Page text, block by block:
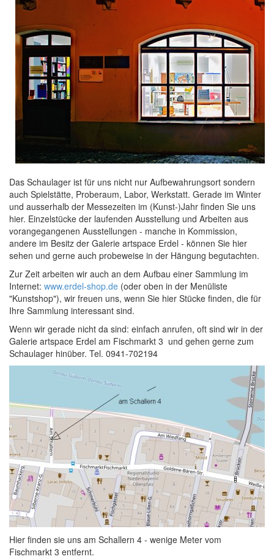
Das Schaulager ist für uns nicht nur Aufbewahrungsort sondern
auch Spielstätte, Proberaum, Labor, Werkstatt. Gerade im Winter
und ausserhalb der Messezeiten im (Kunst-)Jahr finden Sie uns
hier. Einzelstücke der laufenden Ausstellung und Arbeiten aus
vorangegangenen Ausstellungen - manche in Kommission,
andere im Besitz der Galerie artspace Erdel - können Sie hier
sehen und gerne auch probeweise in der Hängung begutachten.
Zur Zeit arbeiten wir auch an dem Aufbau einer Sammlung im
Internet: www.erdel-shop.de (oder oben in der Menüliste
"Kunstshop"), wir freuen uns, wenn Sie hier Stücke finden, die für
Ihre Sammlung interessant sind.
Wenn wir gerade nicht da sind: einfach anrufen, oft sind wir in der
Galerie artspace Erdel am Fischmarkt 3 und gehen gerne zum
Schaulager hinüber. Tel. 0941-702194
Hier finden sie uns am Schallern 4 - wenige Meter vom
Fischmarkt 3 entfernt.